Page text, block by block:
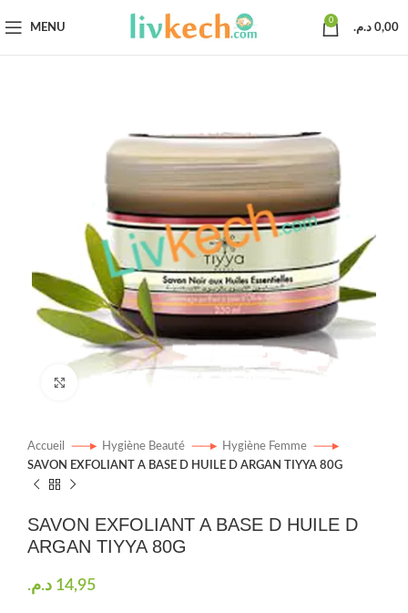
MENU
0
0,00 د.م.
Accueil Hygiène Beauté
Hygiène Femme
SAVON EXFOLIANT A BASE D HUILE D ARGAN TIYYA 80G
SAVON EXFOLIANT A BASE D HUILE D
ARGAN TIYYA 80G
14,95 د.م.